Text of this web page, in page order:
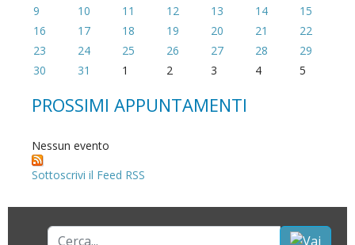
9
10 11 12 13 14
15
16
17 18 19 20 21
22
23
24 25 26 27 28
29
30
31 1 2 3 4 5
PROSSIMI APPUNTAMENTI
Nessun evento
Sottoscrivi il Feed RSS
Cerca...